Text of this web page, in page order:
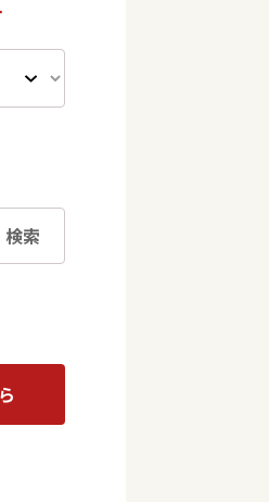
検索